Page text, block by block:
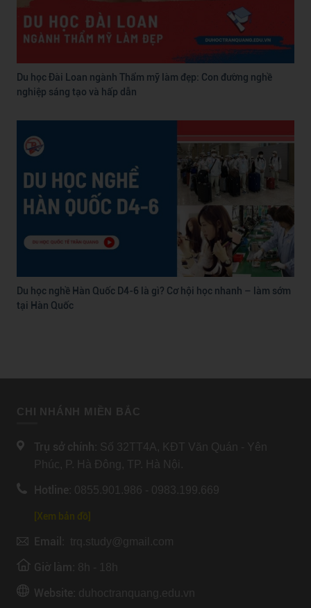
Du học Đài Loan ngành Thẩm mỹ làm đẹp: Con đường nghề
nghiệp sáng tạo và hấp dẫn
Du học nghề Hàn Quốc D4-6 là gì? Cơ hội học nhanh – làm sớm
tại Hàn Quốc
CHI NHÁNH MIỀN BẮC
Trụ sở chính: Số 32TT4A, KĐT Văn Quán - Yên
Phúc, P. Hà Đông, TP. Hà Nội.
Hotline: 0855.901.986 - 0983.199.669
[Xem bản đồ]
Email: trq.study@gmail.com
Giờ làm: 8h - 18h
Website: duhoctranquang.edu.vn